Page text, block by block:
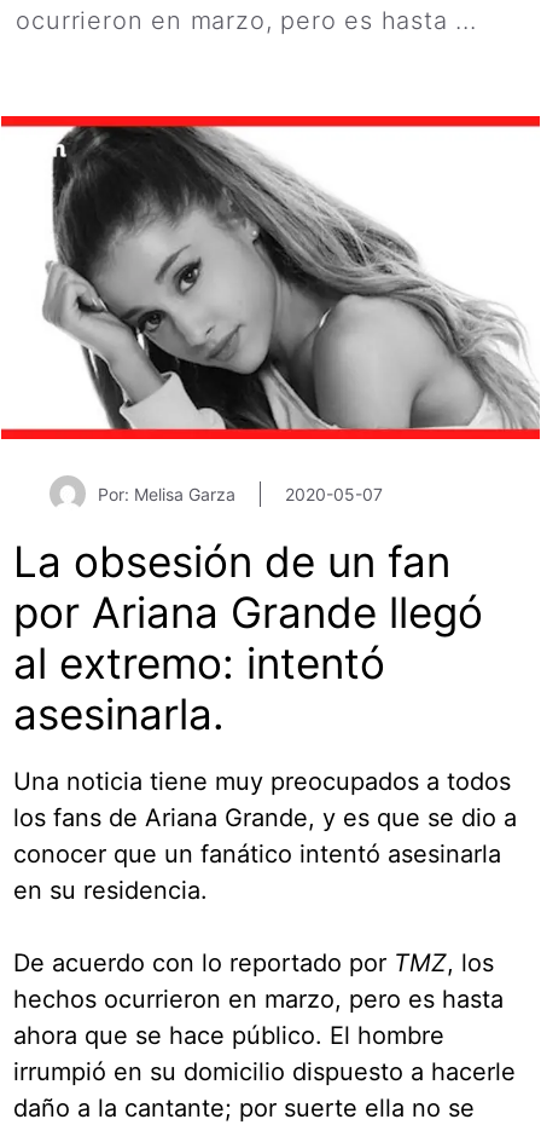
ocurrieron en marzo, pero es hasta ...
Por: Melisa Garza 2020-05-07
La obsesión de un fan
por Ariana Grande llegó
al extremo: intentó
asesinarla.
Una noticia tiene muy preocupados a todos
los fans de Ariana Grande, y es que se dio a
conocer que un fanático intentó asesinarla
en su residencia.
De acuerdo con lo reportado por TMZ, los
hechos ocurrieron en marzo, pero es hasta
ahora que se hace público. El hombre
irrumpió en su domicilio dispuesto a hacerle
daño a la cantante; por suerte ella no se